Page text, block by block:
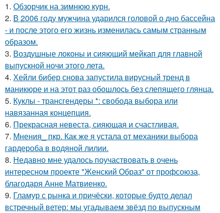
1. Обзорчик на зимнюю курн.
2. В 2006 году мужчина ударился головой о дно бассейна
- и после этого его жизнь изменилась самым странным
образом.
3. Воздушные локоны и сияющий мейкап для главной
выпускной ночи этого лета.
4. Хейли бибер снова запустила вирусный тренд в
маникюре и на этот раз обошлось без слепящего глянца.
5. Куклы - трансгендеры *: свобода выбора или
навязанная концепция.
6. Прекрасная невеста, сияющая и счастливая.
7. Мнения_ пкр. Как же я устала от механики выбора
гардероба в водяной лилии.
8. Недавно мне удалось поучаствовать в очень
интересном проекте "Женский Образ" от профсоюза,
благодаря Анне Матвиенко.
9. Гламур с рынка и причёски, которые будто делал
встречный ветер: мы угадываем звёзд по выпускным